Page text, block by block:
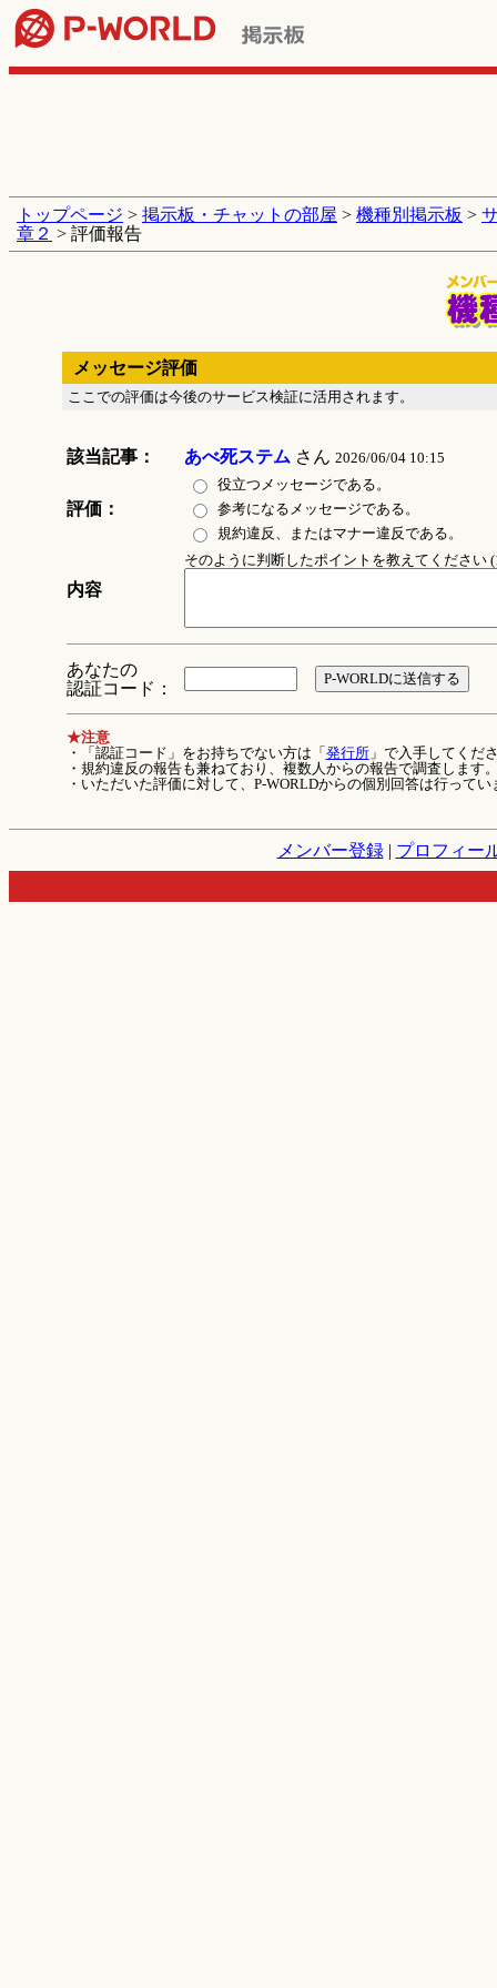
トップページ > 掲示板・チャットの部屋 > 機種別掲示板 >
章２ > 評価報告
メッセージ評価
ここでの評価は今後のサービス検証に活用されます。
該当記事： あべ死ステム さん 2026/06/04 10:15
評価：
役立つメッセージである。
参考になるメッセージである。
規約違反、またはマナー違反である。
内容
そのように判断したポイントを教えてください
あなたの
認証コード：
★注意
・「認証コード」をお持ちでない方は「 発行所」で入手してくだ
・規約違反の報告も兼ねており、複数人からの報告で調査します
・いただいた評価に対して、P-WORLDからの個別回答は行ってい
メンバー登録| プロフィー